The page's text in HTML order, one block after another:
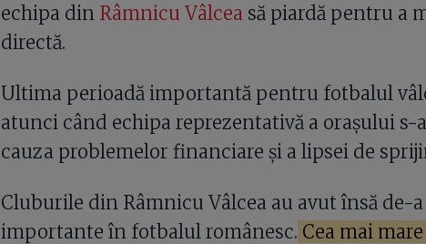
echipa din Râmnicu Vâlcea să piardă pentru a
directă.
Ultima perioadă importantă pentru fotbalul
atunci când echipa reprezentativă a orașului s-
cauza problemelor financiare și a lipsei de
Cluburile din Râmnicu Vâlcea au avut însă
importante în fotbalul românesc. Cea mai